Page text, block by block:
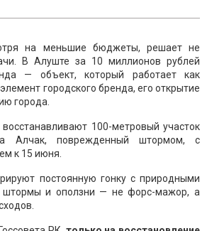
на меньшие бюджеты, решает не
В Алуште за 10 миллионов рублей
— объект, который работает как
городского бренда, его открытие
города.
100-метровый участок
Алчак, поврежденный штормом, с
к 15 июня.
постоянную гонку с природными
и оползни — не форс-мажор, а